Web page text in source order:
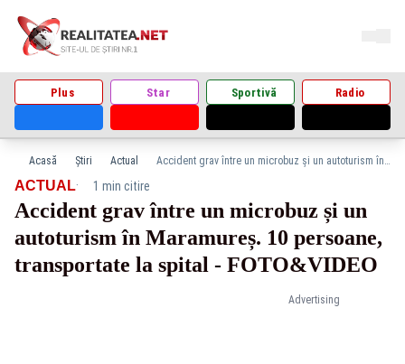
Plus Star Sportivă Radio
Acasă Știri Actual Accident grav între un microbuz și un autoturism în Maramureș. 10 persoane, transportate la spital - FOTO&VIDEO
Advertising
ACTUAL· 1 min citire
Accident grav între un microbuz și un
autoturism în Maramureș. 10 persoane,
transportate la spital - FOTO&VIDEO